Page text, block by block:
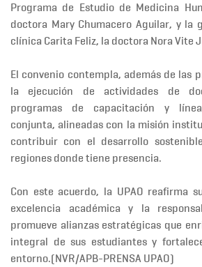
Programa de Estudio de Medicina
doctora Mary Chumacero Aguilar, y la
clínica Carita Feliz, la doctora Nora Vite
El convenio contempla, además de las
la ejecución de actividades de
programas de capacitación y
conjunta, alineadas con la misión
contribuir con el desarrollo
regiones donde tiene presencia.
Con este acuerdo, la UPAO reafirma
excelencia académica y la
promueve alianzas estratégicas que
integral de sus estudiantes y
entorno.(NVR/APB-PRENSA UPAO)